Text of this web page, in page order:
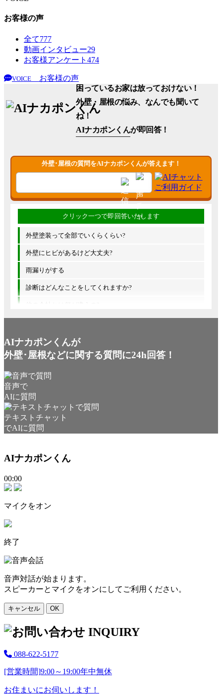
お客様の声
全て777
動画インタビュー29
お客様アンケート 474
VOICE
お客様の声
困っているお家は放っておけない！
外壁・屋根の悩み、なんでも聞いて
ね！
AIナカポンくんが即回答！
外壁･屋根の質問をAIナカポンくんが答えます！
外壁塗装って全部でいくらくらい?
外壁にヒビがあるけど大丈夫?
雨漏りがする
診断はどんなことをしてくれますか?
他の会社とは何が違うの?
AIナカポンくんが
外壁･屋根などに関する質問に24h回答！
音声で
AIに質問
テキストチャット
でAIに質問
AIナカポンくん
00:00
マイクをオン
終了
音声対話が始まります。
スピーカーとマイクをオンにしてご利用ください。
キャンセル OK
088-622-5177
[営業時間]9:00～19:00年中無休
お住まいにお伺いします！